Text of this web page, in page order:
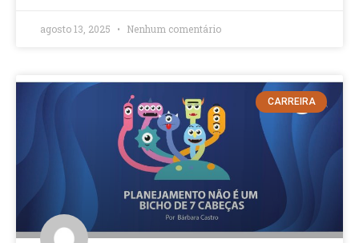
agosto 13, 2025 Nenhum comentário
CARREIRA